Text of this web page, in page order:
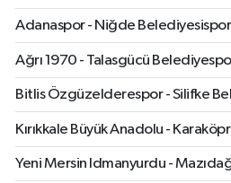
Adanaspor - Niğde Belediyesispor
Ağrı 1970 - Talasgücü
Bitlis Özgüzelderespor - Silifke
Kırıkkale Büyük Anadolu -
Yeni Mersin Idmanyurdu -